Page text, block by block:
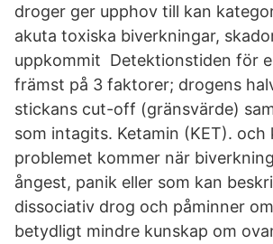
droger ger upphov till kan
akuta toxiska biverkningar,
uppkommit Detektionstiden för
främst på 3 faktorer; drogens
stickans cut-off (gränsvärde)
som intagits. Ketamin (KET). och
problemet kommer när
ångest, panik eller som kan
dissociativ drog och påminner
betydligt mindre kunskap om